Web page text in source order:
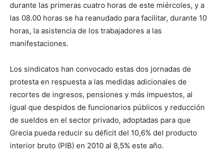
durante las primeras cuatro horas de este miércoles, y a
las 08.00 horas se ha reanudado para facilitar, durante 10
horas, la asistencia de los trabajadores a las
manifestaciones.
Los sindicatos han convocado estas dos jornadas de
protesta en respuesta a las medidas adicionales de
recortes de ingresos, pensiones y más impuestos, al
igual que despidos de funcionarios públicos y reducción
de sueldos en el sector privado, adoptadas para que
Grecia pueda reducir su déficit del 10,6% del producto
interior bruto (PIB) en 2010 al 8,5% este año.